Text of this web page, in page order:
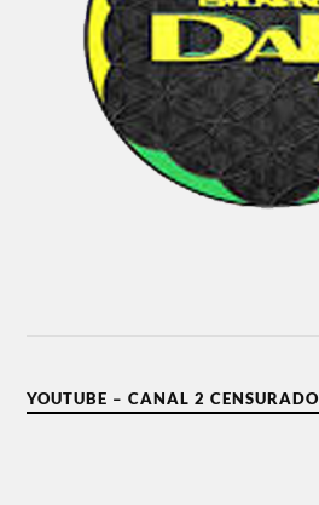
YOUTUBE – CANAL 2 CENSURADO